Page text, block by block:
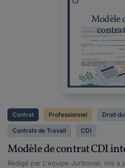
Modèle
contrat
Contrat Professionnel Droit
Contrats de Travail CDI
Modèle de contrat CDI
Rédigé par L'équipe Juritravail, mis à